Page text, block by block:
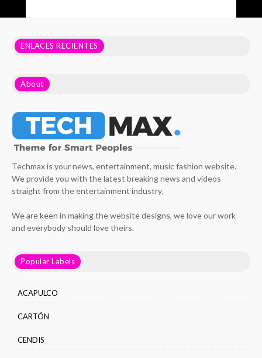
ENLACES RECIENTES
About
Techmax is your news, entertainment, music fashion website.
We provide you with the latest breaking news and videos
straight from the entertainment industry.
We are keen in making the website designs, we love our work
and everybody should love theirs.
Popular Labels
ACAPULCO
CARTÓN
CENDIS